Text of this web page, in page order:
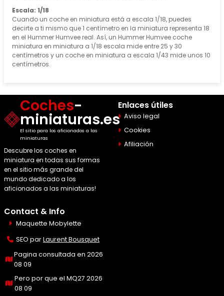
Escala: 1/18
Cuando un coche en miniatura está a escala 1/18, puedes
decirte a ti mismo que 1 centímetro en la miniatura representa 18
en el Hummer Humvee real. Así, un Hummer Humvee coche
miniatura en miniatura a 1/18 escala mide entre 25 y 30
centímetros y un coche en miniatura a escala 1/43 mide unos 10
centímetros.
Coches-
miniaturas.es
El sitio para los aficionados a las
miniaturas
Descubre los coches en
miniatura en todas sus formas
en el sitio más grande del
mundo dedicado a los
aficionados a las miniaturas!
Enlaces útiles
Aviso legal
Cookies
Afiliación
Contact & Info
Maquette Mobylette
SEO parLaurent Bousquet
Pagina consultada en 2026
08 09
Pero por que el MQ27 2026
08 09